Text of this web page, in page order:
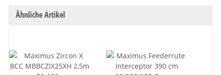
Ähnliche Artikel